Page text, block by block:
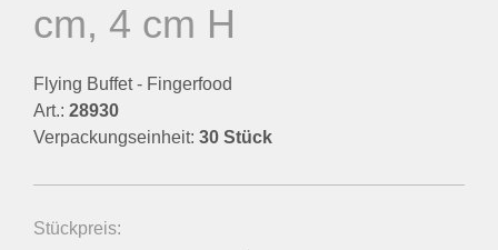
cm, 4 cm H
Flying Buffet - Fingerfood
Art.: 28930
Verpackungseinheit: 30 Stück
Stückpreis: